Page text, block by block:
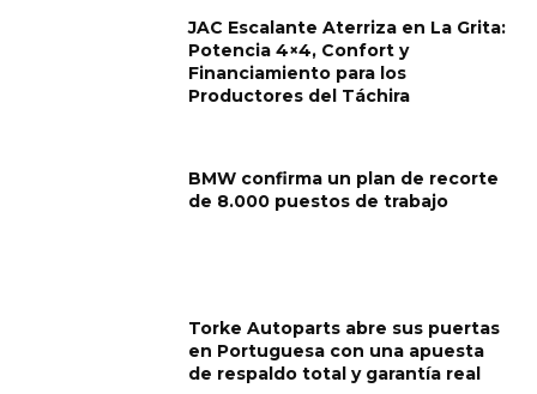
JAC Escalante Aterriza en La Grita:
Potencia 4×4, Confort y
Financiamiento para los
Productores del Táchira
BMW confirma un plan de recorte
de 8.000 puestos de trabajo
Torke Autoparts abre sus puertas
en Portuguesa con una apuesta
de respaldo total y garantía real